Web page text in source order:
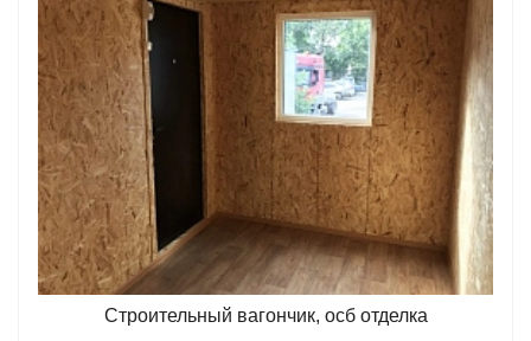
Строительный вагончик, осб отделка